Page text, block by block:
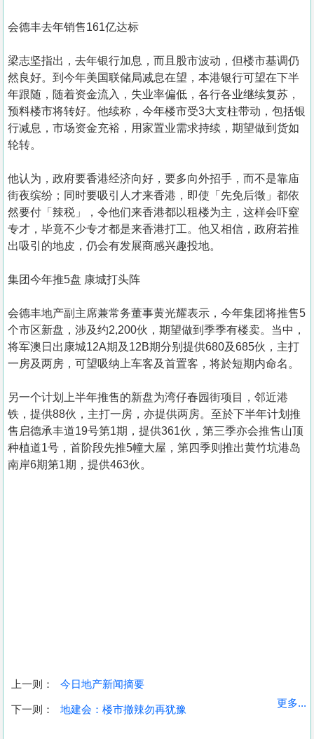
收
会德丰去年销售161亿达标
梁志坚指出，去年银行加息，而且股市波动，但楼市基调仍
然良好。到今年美国联储局减息在望，本港银行可望在下半
年跟随，随着资金流入，失业率偏低，各行各业继续复苏，
预料楼市将转好。他续称，今年楼市受3大支柱带动，包括银
行减息，市场资金充裕，用家置业需求持续，期望做到货如
轮转。
他认为，政府要香港经济向好，要多向外招手，而不是靠庙
街夜缤纷；同时要吸引人才来香港，即使「先免后徵」都依
然要付「辣税」，令他们来香港都以租楼为主，这样会吓窒
专才，毕竟不少专才都是来香港打工。他又相信，政府若推
出吸引的地皮，仍会有发展商感兴趣投地。
集团今年推5盘 康城打头阵
会德丰地产副主席兼常务董事黄光耀表示，今年集团将推售5
个市区新盘，涉及约2,200伙，期望做到季季有楼卖。当中，
将军澳日出康城12A期及12B期分别提供680及685伙，主打
一房及两房，可望吸纳上车客及首置客，将於短期内命名。
另一个计划上半年推售的新盘为湾仔春园街项目，邻近港
铁，提供88伙，主打一房，亦提供两房。至於下半年计划推
售启德承丰道19号第1期，提供361伙，第三季亦会推售山顶
种植道1号，首阶段先推5幢大屋，第四季则推出黄竹坑港岛
南岸6期第1期，提供463伙。
上一则： 今日地产新闻摘要
下一则： 地建会：楼市撤辣勿再犹豫
更多...